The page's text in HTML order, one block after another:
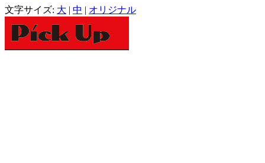
文字サイズ: 大 | 中 | オリジナル